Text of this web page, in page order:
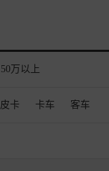
50万以上
皮卡 卡车 客车